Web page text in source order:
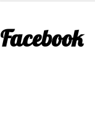
Facebook